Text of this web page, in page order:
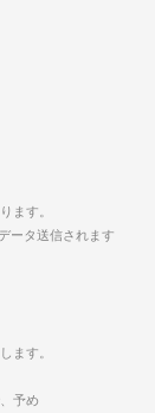
ます。
ータ送信されます
ます。
予め